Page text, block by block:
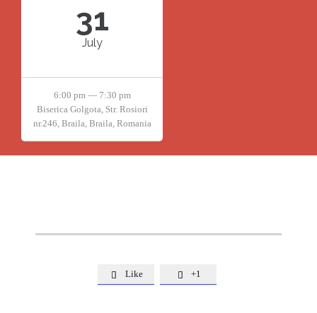
31
July
6:00 pm — 7:30 pm
Biserica Golgota, Str. Rosiori
nr.246, Braila, Braila, Romania
 Like  +1